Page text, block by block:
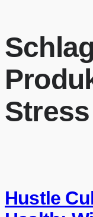
Stress
Hustle